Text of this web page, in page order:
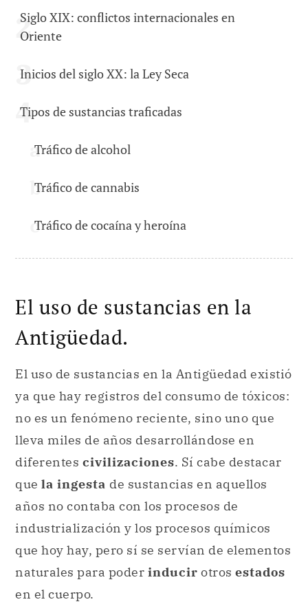
Siglo XIX: conflictos internacionales en
Oriente
Inicios del siglo XX: la Ley Seca
Tipos de sustancias traficadas
Tráfico de alcohol
Tráfico de cannabis
Tráfico de cocaína y heroína
El uso de sustancias en la
Antigüedad.
El uso de sustancias en la Antigüedad existió
ya que hay registros del consumo de tóxicos:
no es un fenómeno reciente, sino uno que
lleva miles de años desarrollándose en
diferentes civilizaciones. Sí cabe destacar
que la ingesta de sustancias en aquellos
años no contaba con los procesos de
industrialización y los procesos químicos
que hoy hay, pero sí se servían de elementos
naturales para poder inducir otros estados
en el cuerpo.